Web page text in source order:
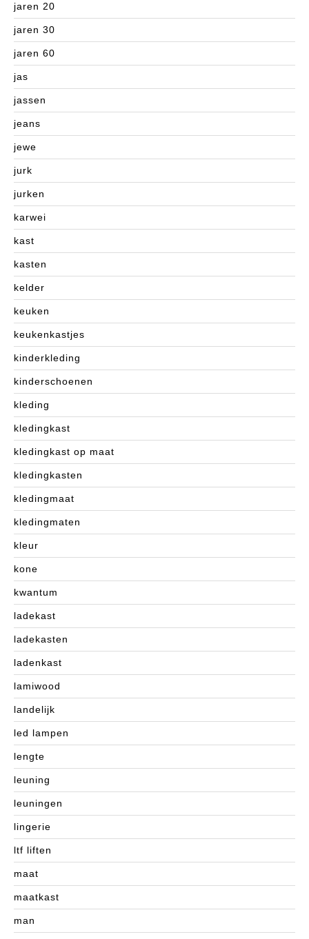
jaren 20
jaren 30
jaren 60
jas
jassen
jeans
jewe
jurk
jurken
karwei
kast
kasten
kelder
keuken
keukenkastjes
kinderkleding
kinderschoenen
kleding
kledingkast
kledingkast op maat
kledingkasten
kledingmaat
kledingmaten
kleur
kone
kwantum
ladekast
ladekasten
ladenkast
lamiwood
landelijk
led lampen
lengte
leuning
leuningen
lingerie
ltf liften
maat
maatkast
man